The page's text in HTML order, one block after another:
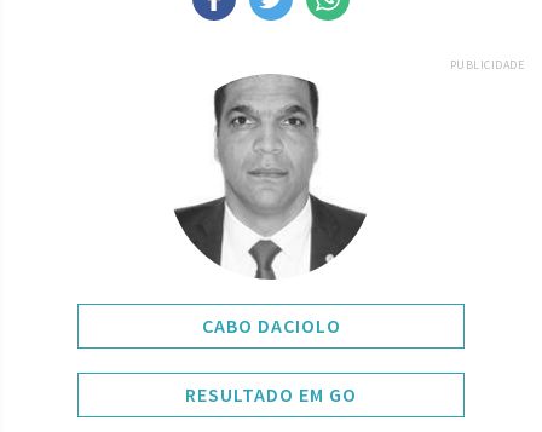
PUBLICIDADE
CABO DACIOLO
RESULTADO EM GO